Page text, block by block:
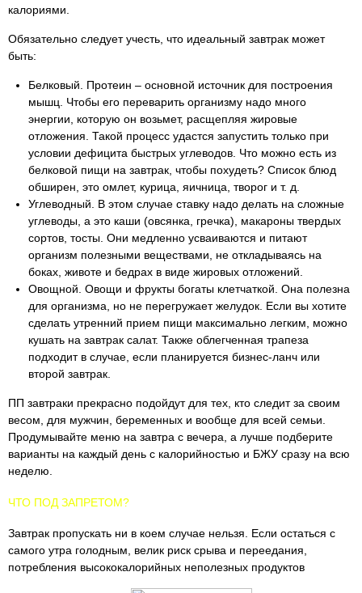
калориями.
Обязательно следует учесть, что идеальный завтрак может
быть:
Белковый. Протеин – основной источник для построения
мышц. Чтобы его переварить организму надо много
энергии, которую он возьмет, расщепляя жировые
отложения. Такой процесс удастся запустить только при
условии дефицита быстрых углеводов. Что можно есть из
белковой пищи на завтрак, чтобы похудеть? Список блюд
обширен, это омлет, курица, яичница, творог и т. д.
Углеводный. В этом случае ставку надо делать на сложные
углеводы, а это каши (овсянка, гречка), макароны твердых
сортов, тосты. Они медленно усваиваются и питают
организм полезными веществами, не откладываясь на
боках, животе и бедрах в виде жировых отложений.
Овощной. Овощи и фрукты богаты клетчаткой. Она полезна
для организма, но не перегружает желудок. Если вы хотите
сделать утренний прием пищи максимально легким, можно
кушать на завтрак салат. Также облегченная трапеза
подходит в случае, если планируется бизнес-ланч или
второй завтрак.
ПП завтраки прекрасно подойдут для тех, кто следит за своим
весом, для мужчин, беременных и вообще для всей семьи.
Продумывайте меню на завтра с вечера, а лучше подберите
варианты на каждый день с калорийностью и БЖУ сразу на всю
неделю.
ЧТО ПОД ЗАПРЕТОМ?
Завтрак пропускать ни в коем случае нельзя. Если остаться с
самого утра голодным, велик риск срыва и переедания,
потребления высококалорийных неполезных продуктов